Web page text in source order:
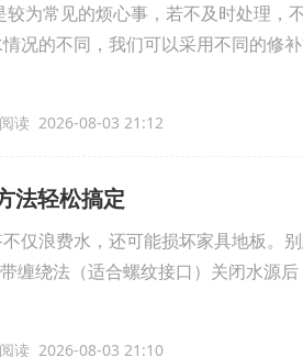
为常见的烦心事，若不及时处理，
况的不同，我们可以采用不同的修
读 2026-08-03 21:12
法轻松搞定
仅浪费水，还可能损坏家具地板。
缠绕法（适合螺纹接口）关闭水源
读 2026-08-03 21:10